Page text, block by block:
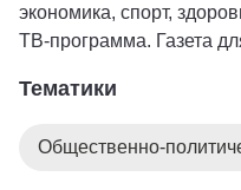
экономика, спорт,
ТВ-программа. Газета
Тематики
Общественно-